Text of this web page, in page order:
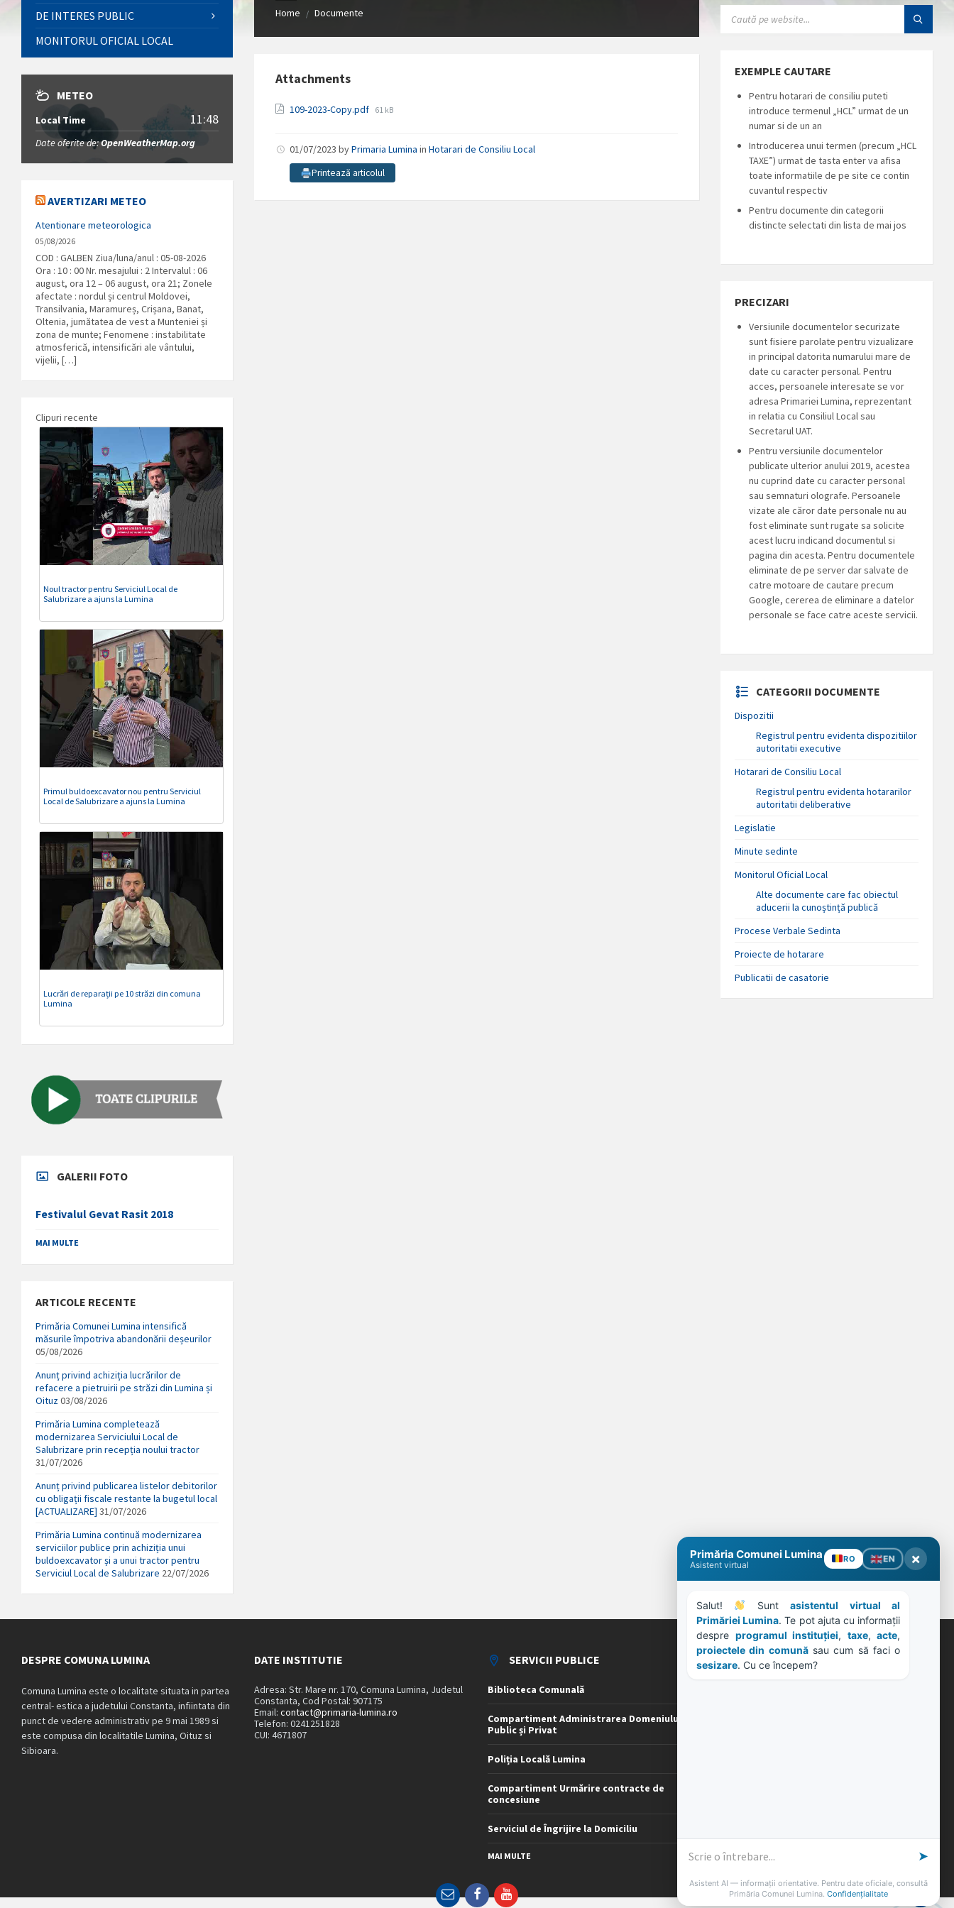
Home / Documente
Attachments
109-2023-Copy.pdf File
61 kB
01/07/2023byPrimaria Lumina inHotarari de Consiliu Local
Printează articolul
DE INTERES PUBLIC
MONITORUL OFICIAL LOCAL
METEO
Local Time 11:48
Date oferite de:OpenWeatherMap.org
AVERTIZARI METEO
Atentionare meteorologica
05/08/2026
COD : GALBEN Ziua/luna/anul : 05-08-2026
Ora : 10 : 00 Nr. mesajului : 2 Intervalul : 06
august, ora 12 – 06 august, ora 21; Zonele
afectate : nordul și centrul Moldovei,
Transilvania, Maramureș, Crișana, Banat,
Oltenia, jumătatea de vest a Munteniei și
zona de munte; Fenomene : instabilitate
atmosferică, intensificări ale vântului,
vijelii, […]
Clipuri recente
Noul tractor pentru Serviciul Local de
Salubrizare a ajuns la Lumina
Primul buldoexcavator nou pentru Serviciul
Local de Salubrizare a ajuns la Lumina
Lucrări de reparații pe 10 străzi din comuna
Lumina
GALERII FOTO
Festivalul Gevat Rasit 2018
MAI MULTE
ARTICOLE RECENTE
Primăria Comunei Lumina intensifică
măsurile împotriva abandonării deșeurilor
05/08/2026
Anunț privind achiziția lucrărilor de
refacere a pietruirii pe străzi din Lumina și
Oituz03/08/2026
Primăria Lumina completează
modernizarea Serviciului Local de
Salubrizare prin recepția noului tractor
31/07/2026
Anunț privind publicarea listelor debitorilor
cu obligații fiscale restante la bugetul local
[ACTUALIZARE] 31/07/2026
Primăria Lumina continuă modernizarea
serviciilor publice prin achiziția unui
buldoexcavator și a unui tractor pentru
Serviciul Local de Salubrizare 22/07/2026
EXEMPLE CAUTARE
Pentru hotarari de consiliu puteti
introduce termenul „HCL” urmat de un
numar si de un an
Introducerea unui termen (precum „HCL
TAXE”) urmat de tasta enter va afisa
toate informatiile de pe site ce contin
cuvantul respectiv
Pentru documente din categorii
distincte selectati din lista de mai jos
PRECIZARI
Versiunile documentelor securizate
sunt fisiere parolate pentru vizualizare
in principal datorita numarului mare de
date cu caracter personal. Pentru
acces, persoanele interesate se vor
adresa Primariei Lumina, reprezentant
in relatia cu Consiliul Local sau
Secretarul UAT.
Pentru versiunile documentelor
publicate ulterior anului 2019, acestea
nu cuprind date cu caracter personal
sau semnaturi olografe. Persoanele
vizate ale căror date personale nu au
fost eliminate sunt rugate sa solicite
acest lucru indicand documentul si
pagina din acesta. Pentru documentele
eliminate de pe server dar salvate de
catre motoare de cautare precum
Google, cererea de eliminare a datelor
personale se face catre aceste servicii.
CATEGORII DOCUMENTE
Dispozitii
Registrul pentru evidenta dispozitiilor
autoritatii executive
Hotarari de Consiliu Local
Registrul pentru evidenta hotararilor
autoritatii deliberative
Legislatie
Minute sedinte
Monitorul Oficial Local
Alte documente care fac obiectul
aducerii la cunoștință publică
Procese Verbale Sedinta
Proiecte de hotarare
Publicatii de casatorie
DESPRE COMUNA LUMINA
Comuna Lumina este o localitate situata in partea
central- estica a judetului Constanta, infiintata din
punct de vedere administrativ pe 9 mai 1989 si
este compusa din localitatile Lumina, Oituz si
Sibioara.
DATE INSTITUTIE
Adresa: Str. Mare nr. 170, Comuna Lumina, Judetul
Constanta, Cod Postal: 907175
Email:contact@primaria-lumina.ro
Telefon: 0241251828
CUI: 4671807
SERVICII PUBLICE
Biblioteca Comunală
Compartiment Administrarea Domeniului
Public și Privat
Poliția Locală Lumina
Compartiment Urmărire contracte de
concesiune
Serviciul de Îngrijire la Domiciliu
MAI MULTE
ORE DE LUCRU
EmailFacebookYouTube
Primăria Comunei Lumina
Asistent virtual
RO EN ×
Salut! Sunt asistentul virtual al
Primăriei Lumina. Te pot ajuta cu informații
despre programul instituției, taxe, acte
proiectele din comună
sesizare. Cu ce începem?
➤
Asistent AI — informații orientative. Pentru date oficiale, consultă
Primăria Comunei Lumina. Confidențialitate